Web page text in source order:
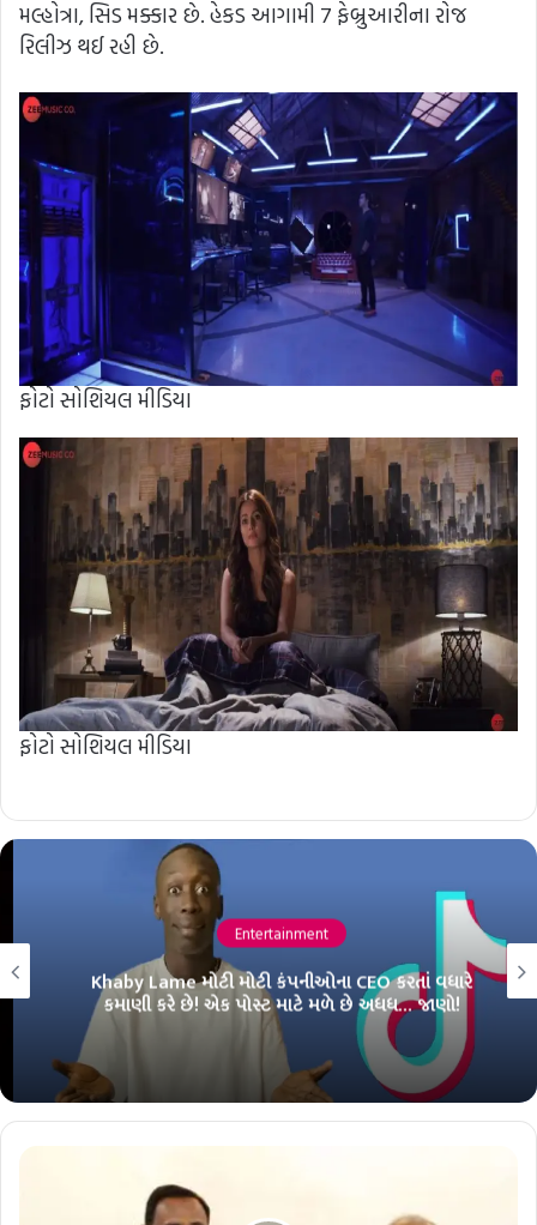
મલ્હોત્રા, સિડ મક્કાર છે. હેકડ આગામી 7 ફેબ્રુઆરીના રોજ
રિલીઝ થઈ રહી છે.
ફોટો સોશિયલ મીડિયા
ફોટો સોશિયલ મીડિયા
Entertainment
Khaby Lame મોટી મોટી કંપનીઓના CEO કરતાં વધારે
કમાણી કરે છે! એક પોસ્ટ માટે મળે છે અધધ… જાણો!